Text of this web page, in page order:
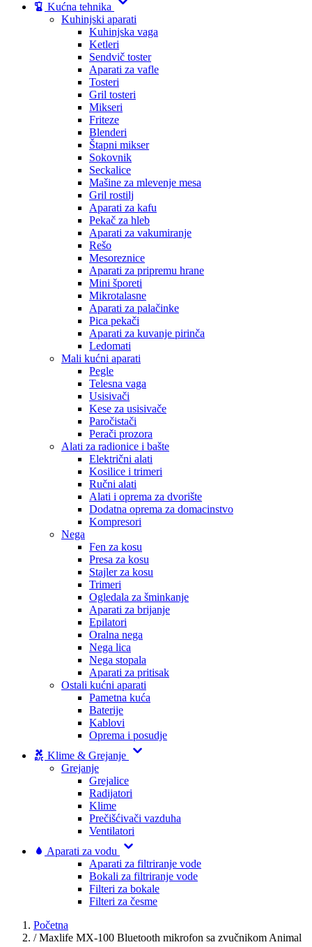
Kućna tehnika
Kuhinjski aparati
Kuhinjska vaga
Ketleri
Sendvič toster
Aparati za vafle
Tosteri
Gril tosteri
Mikseri
Friteze
Blenderi
Štapni mikser
Sokovnik
Seckalice
Mašine za mlevenje mesa
Gril rostilj
Aparati za kafu
Pekač za hleb
Aparati za vakumiranje
Rešo
Mesoreznice
Aparati za pripremu hrane
Mini šporeti
Mikrotalasne
Aparati za palačinke
Pica pekači
Aparati za kuvanje pirinča
Ledomati
Mali kućni aparati
Pegle
Telesna vaga
Usisivači
Kese za usisivače
Paročistači
Perači prozora
Alati za radionice i bašte
Električni alati
Kosilice i trimeri
Ručni alati
Alati i oprema za dvorište
Dodatna oprema za domacinstvo
Kompresori
Nega
Fen za kosu
Presa za kosu
Stajler za kosu
Trimeri
Ogledala za šminkanje
Aparati za brijanje
Epilatori
Oralna nega
Nega lica
Nega stopala
Aparati za pritisak
Ostali kućni aparati
Pametna kuća
Baterije
Kablovi
Oprema i posudje
Klime & Grejanje
Grejanje
Grejalice
Radijatori
Klime
Prečišćivači vazduha
Ventilatori
Aparati za vodu
Aparati za filtriranje vode
Bokali za filtriranje vode
Filteri za bokale
Filteri za česme
Početna
/ Maxlife MX-100 Bluetooth mikrofon sa zvučnikom Animal